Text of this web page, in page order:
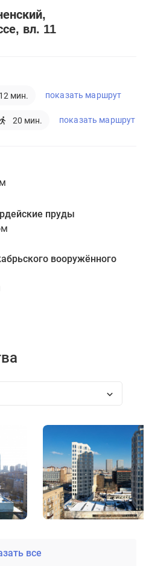
вл. 11
12 мин. показать маршрут
20 мин. показать маршрут
пруды
вооружённого
все